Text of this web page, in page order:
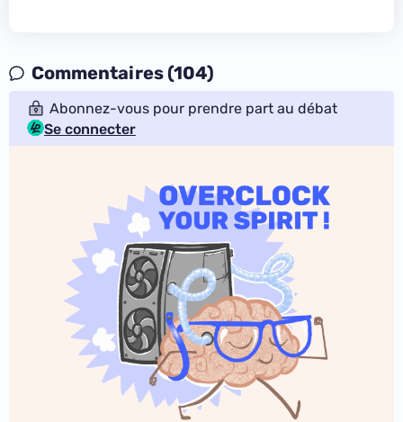
Commentaires (104)
Abonnez-vous pour prendre part au débat
Se connecter